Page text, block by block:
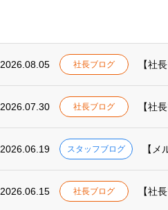
2026.08.05 社長ブログ 【社
2026.07.30 社長ブログ 【社
2026.06.19 スタッフブログ 【
2026.06.15 社長ブログ 【社